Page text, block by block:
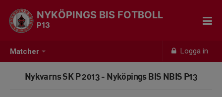
Matcher Logga in
NYKÖPINGS BIS FOTBOLL
P13
Nykvarns SK P 2013 - Nyköpings BIS NBIS P13